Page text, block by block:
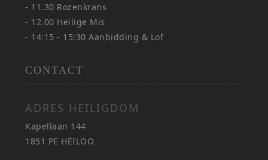
- 11.30 Rozenkrans
- 12.00 Heilige Mis
- 14:15 - 15:30 Aanbidding & Lof
CONTACT
ADRES HEILIGDOM
Kapellaan 144
1851 PE HEILOO